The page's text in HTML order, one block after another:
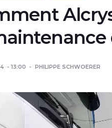
13:00 PHILIPPE SCHWOERER